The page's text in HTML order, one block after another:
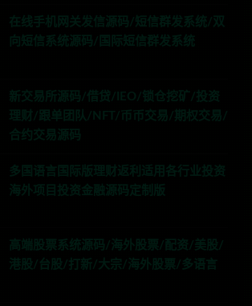
在线手机网关发信源码/短信群发系统/双
向短信系统源码/国际短信群发系统
新交易所源码/借贷/IEO/锁仓挖矿/投资
理财/跟单团队/NFT/币币交易/期权交易/
合约交易源码
多国语言国际版理财返利适用各行业投资
海外项目投资金融源码定制版
高端股票系统源码/海外股票/配资/美股/
港股/台股/打新/大宗/海外股票/多语言